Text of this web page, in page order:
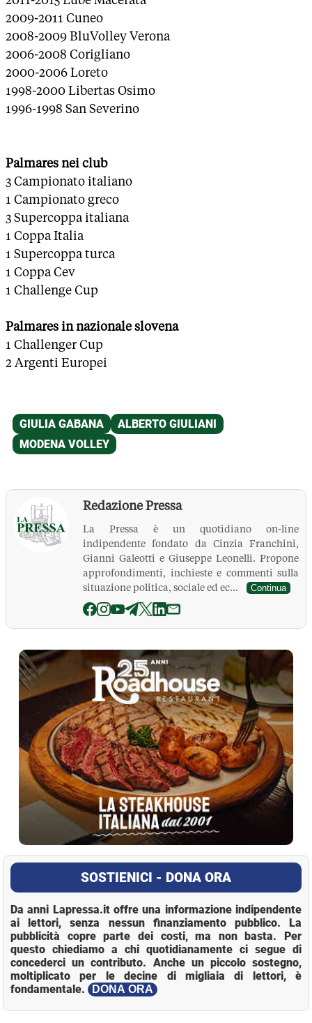
2009-2011 Cuneo
2008-2009 BluVolley Verona
2006-2008 Corigliano
2000-2006 Loreto
1998-2000 Libertas Osimo
1996-1998 San Severino
Palmares nei club
3 Campionato italiano
1 Campionato greco
3 Supercoppa italiana
1 Coppa Italia
1 Supercoppa turca
1 Coppa Cev
1 Challenge Cup
Palmares in nazionale slovena
1 Challenger Cup
2 Argenti Europei
Redazione Pressa
La Pressa è un quotidiano on-line
indipendente fondato da Cinzia Franchini,
Gianni Galeotti e Giuseppe Leonelli. Propone
approfondimenti, inchieste e commenti sulla
situazione politica, sociale ed ec...
Continua
La Pressa
SOSTIENICI - DONA ORA
Da anni Lapressa.it offre una informazione indipendente
ai lettori, senza nessun finanziamento pubblico. La
pubblicità copre parte dei costi, ma non basta. Per
questo chiediamo a chi quotidianamente ci segue di
concederci un contributo. Anche un piccolo sostegno,
moltiplicato per le decine di migliaia di lettori, è
fondamentale.
DONA ORA